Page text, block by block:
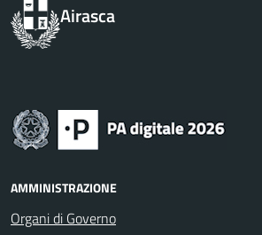
Airasca
AMMINISTRAZIONE
Organi di Governo